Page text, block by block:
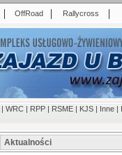
| OffRoad | Rallycross |
| WRC | RPP | RSME | KJS | Inne |
Aktualności